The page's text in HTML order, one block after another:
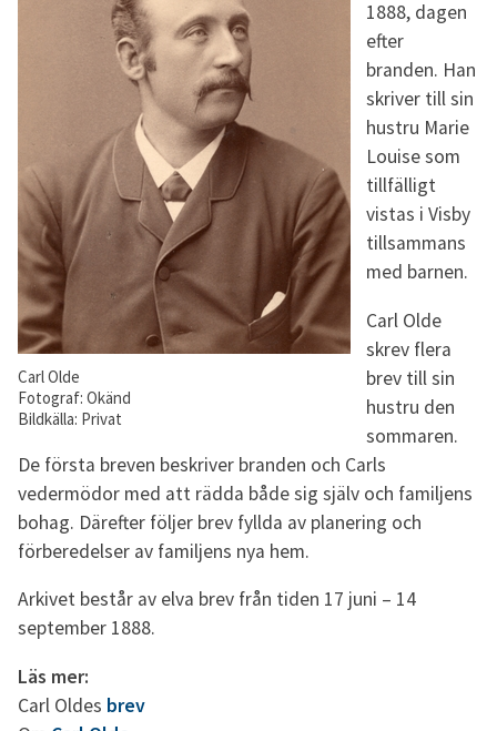
Carl Olde
Fotograf: Okänd
Bildkälla: Privat
1888, dagen
efter
branden. Han
skriver till sin
hustru Marie
Louise som
tillfälligt
vistas i Visby
tillsammans
med barnen.
Carl Olde
skrev flera
brev till sin
hustru den
sommaren.
De första breven beskriver branden och Carls
vedermödor med att rädda både sig själv och familjens
bohag. Därefter följer brev fyllda av planering och
förberedelser av familjens nya hem.
Arkivet består av elva brev från tiden 17 juni – 14
september 1888.
Läs mer:
Carl Oldes brev